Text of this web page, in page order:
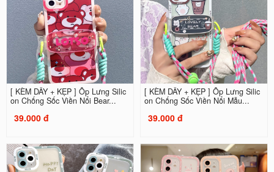
[ KÈM DÂY + KẸP ] Ốp Lưng Silic
on Chống Sốc Viền Nổi Bear...
39.000 đ
[ KÈM DÂY + KẸP ] Ốp Lưng Silic
on Chống Sốc Viền Nổi Mẫu...
39.000 đ